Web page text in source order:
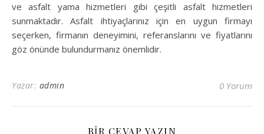
ve asfalt yama hizmetleri gibi çeşitli asfalt hizmetleri
sunmaktadır. Asfalt ihtiyaçlarınız için en uygun firmayı
seçerken, firmanın deneyimini, referanslarını ve fiyatlarını
göz önünde bulundurmanız önemlidir.
Yazar: admin 0 Yorum